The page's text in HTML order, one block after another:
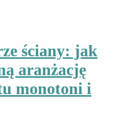
ściany: jak
aranżację
monotoni i